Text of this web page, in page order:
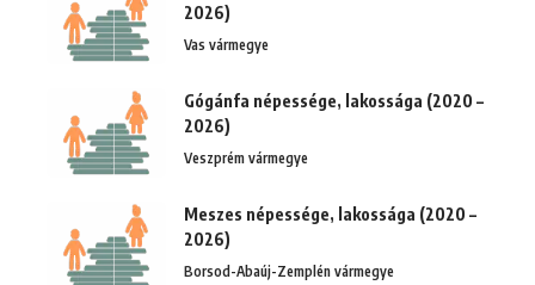
2026)
Vas vármegye
Gógánfa népessége, lakossága (2020 –
2026)
Veszprém vármegye
Meszes népessége, lakossága (2020 –
2026)
Borsod-Abaúj-Zemplén vármegye